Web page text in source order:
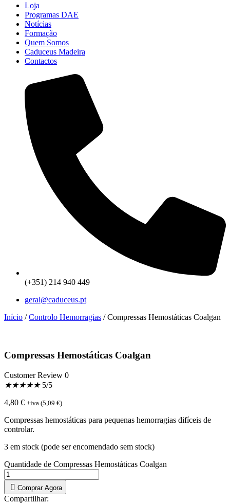
Loja
Programas DAE
Notícias
Formação
Quem Somos
Caduceus Madeira
Contactos
(+351) 214 940 449
geral@caduceus.pt
Início /Controlo Hemorragias / Compressas Hemostáticas Coalgan
Compressas Hemostáticas Coalgan
Customer Review 0
★★★★★ 5/5
4,80 € +iva (5,09 €)
Compressas hemostáticas para pequenas hemorragias difíceis de
controlar.
3 em stock (pode ser encomendado sem stock)
Quantidade de Compressas Hemostáticas Coalgan
Comprar Agora
Compartilhar: